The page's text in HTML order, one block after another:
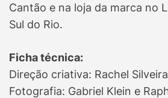
Cantão e na loja da marca no
Sul do Rio.
Ficha técnica:
Direção criativa: Rachel Silveira
Fotografia: Gabriel Klein e